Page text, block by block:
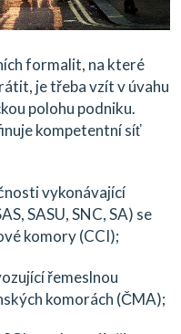
formalit, na které
je třeba vzít v úvahu
polohu podniku.
kompetentní síť
vykonávající
SASU, SNC, SA) se
komory (CCI);
řemeslnou
komorách (ČMA);